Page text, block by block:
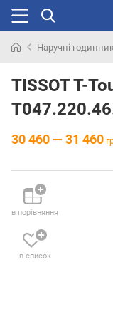
раніше
Наручні
TISSOT T-
30 460 — 31 460
в порівняння
в список